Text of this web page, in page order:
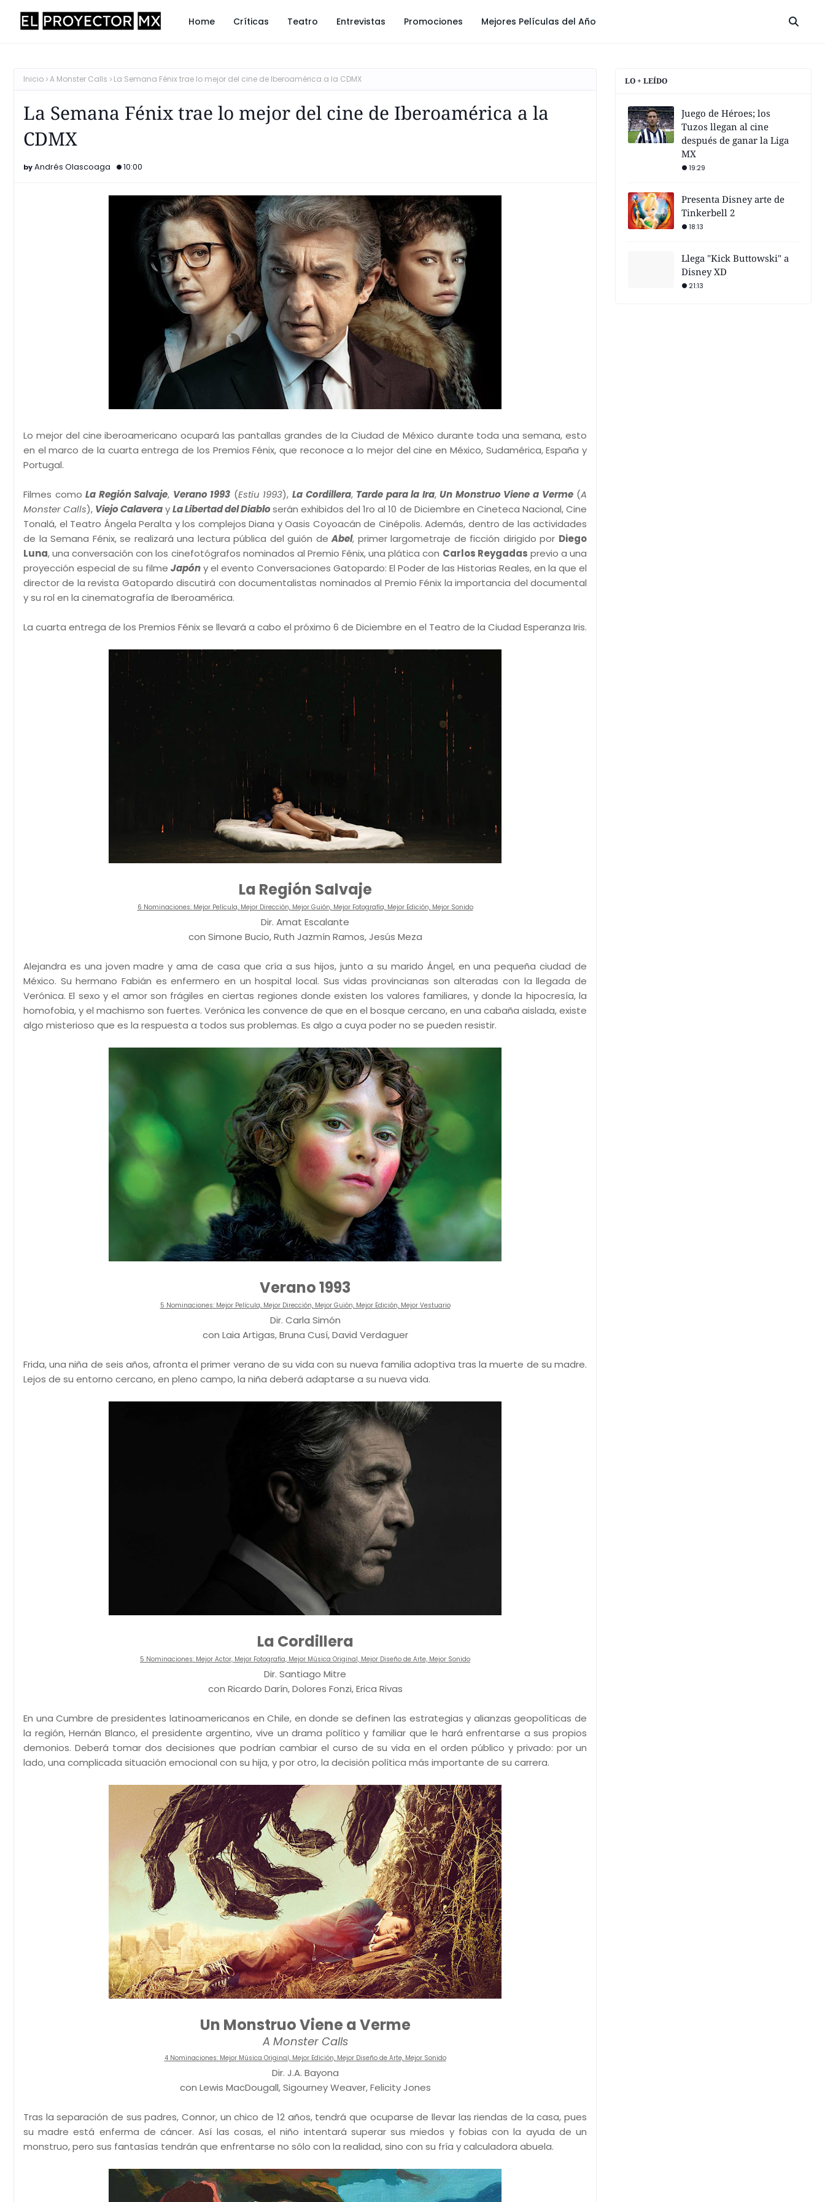
Home Críticas Teatro Entrevistas Promociones Mejores Películas del Año
Inicio A Monster Calls La Semana Fénix trae lo mejor del cine de Iberoamérica a la CDMX
La Semana Fénix trae lo mejor del cine de Iberoamérica a la
CDMX
Andrés Olascoaga 10:00
Lo mejor del cine iberoamericano ocupará las pantallas grandes de la Ciudad de México durante toda una semana, esto
en el marco de la cuarta entrega de los Premios Fénix, que reconoce a lo mejor del cine en México, Sudamérica, España y
Portugal.
Filmes comoLa Región Salvaje, Verano 1993 (Estiu 1993),La Cordillera, Tarde para la Ira,Un Monstruo Viene a Verme(A
Monster Calls), Viejo CalaverayLa Libertad del Diabloserán exhibidos del 1ro al 10 de Diciembre en Cineteca Nacional, Cine
Tonalá, el Teatro Ángela Peralta y los complejos Diana y Oasis Coyoacán de Cinépolis. Además, dentro de las actividades
de la Semana Fénix, se realizará una lectura pública del guión deAbel, primer largometraje de ficción dirigido por Diego
Luna, una conversación con los cinefotógrafos nominados al Premio Fénix, una plática con Carlos Reygadas previo a una
proyección especial de su filme Japóny el evento Conversaciones Gatopardo: El Poder de las Historias Reales, en la que el
director de la revista Gatopardo discutirá con documentalistas nominados al Premio Fénix la importancia del documental
y su rol en la cinematografía de Iberoamérica.
La cuarta entrega de los Premios Fénix se llevará a cabo el próximo 6 de Diciembre en el Teatro de la Ciudad Esperanza Iris.
La Región Salvaje
6 Nominaciones: Mejor Película, Mejor Dirección, Mejor Guión, Mejor Fotografía, Mejor Edición, Mejor Sonido
Dir. Amat Escalante
con Simone Bucio, Ruth Jazmín Ramos, Jesús Meza
Alejandra es una joven madre y ama de casa que cría a sus hijos, junto a su marido Ángel, en una pequeña ciudad de
México. Su hermano Fabián es enfermero en un hospital local. Sus vidas provincianas son alteradas con la llegada de
Verónica. El sexo y el amor son frágiles en ciertas regiones donde existen los valores familiares, y donde la hipocresía, la
homofobia, y el machismo son fuertes. Verónica les convence de que en el bosque cercano, en una cabaña aislada, existe
algo misterioso que es la respuesta a todos sus problemas. Es algo a cuya poder no se pueden resistir.
Verano 1993
5 Nominaciones: Mejor Película, Mejor Dirección, Mejor Guión, Mejor Edición, Mejor Vestuario
Dir. Carla Simón
con Laia Artigas, Bruna Cusí, David Verdaguer
Frida, una niña de seis años, afronta el primer verano de su vida con su nueva familia adoptiva tras la muerte de su madre.
Lejos de su entorno cercano, en pleno campo, la niña deberá adaptarse a su nueva vida.
La Cordillera
5 Nominaciones: Mejor Actor, Mejor Fotografía, Mejor Música Original, Mejor Diseño de Arte, Mejor Sonido
Dir. Santiago Mitre
con Ricardo Darín, Dolores Fonzi, Erica Rivas
En una Cumbre de presidentes latinoamericanos en Chile, en donde se definen las estrategias y alianzas geopolíticas de
la región, Hernán Blanco, el presidente argentino, vive un drama político y familiar que le hará enfrentarse a sus propios
demonios. Deberá tomar dos decisiones que podrían cambiar el curso de su vida en el orden público y privado: por un
lado, una complicada situación emocional con su hija, y por otro, la decisión política más importante de su carrera.
Un Monstruo Viene a Verme
A Monster Calls
4 Nominaciones: Mejor Música Original, Mejor Edición, Mejor Diseño de Arte, Mejor Sonido
Dir. J.A. Bayona
con Lewis MacDougall, Sigourney Weaver, Felicity Jones
Tras la separación de sus padres, Connor, un chico de 12 años, tendrá que ocuparse de llevar las riendas de la casa, pues
su madre está enferma de cáncer. Así las cosas, el niño intentará superar sus miedos y fobias con la ayuda de un
monstruo, pero sus fantasías tendrán que enfrentarse no sólo con la realidad, sino con su fría y calculadora abuela.
LO + LEÍDO
Juego de Héroes; los
Tuzos llegan al cine
después de ganar la Liga
MX
19:29
Presenta Disney arte de
Tinkerbell 2
18:13
Llega "Kick Buttowski" a
Disney XD
21:13